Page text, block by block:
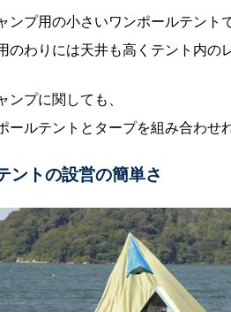
ンプ用の小さいワンポールテント
のわりには天井も高くテント内の
ンプに関しても、
ールテントとタープを組み合わせ
ントの設営の簡単さ